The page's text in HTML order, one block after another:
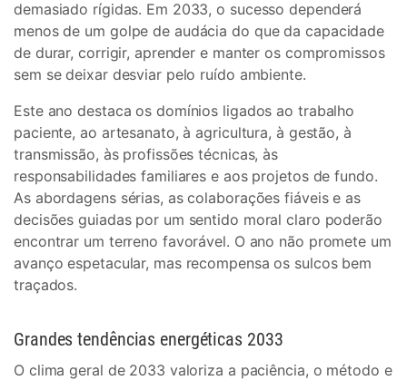
demasiado rígidas. Em 2033, o sucesso dependerá
menos de um golpe de audácia do que da capacidade
de durar, corrigir, aprender e manter os compromissos
sem se deixar desviar pelo ruído ambiente.
Este ano destaca os domínios ligados ao trabalho
paciente, ao artesanato, à agricultura, à gestão, à
transmissão, às profissões técnicas, às
responsabilidades familiares e aos projetos de fundo.
As abordagens sérias, as colaborações fiáveis e as
decisões guiadas por um sentido moral claro poderão
encontrar um terreno favorável. O ano não promete um
avanço espetacular, mas recompensa os sulcos bem
traçados.
Grandes tendências energéticas 2033
O clima geral de 2033 valoriza a paciência, o método e